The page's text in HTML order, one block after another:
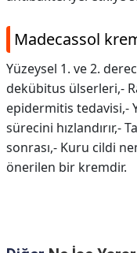
Madecassol
Yüzeysel 1. ve 2.
dekübitus ülserleri,-
epidermitis tedavisi,-
sürecini hızlandırır,-
sonrası,- Kuru cildi
önerilen bir kremdir.